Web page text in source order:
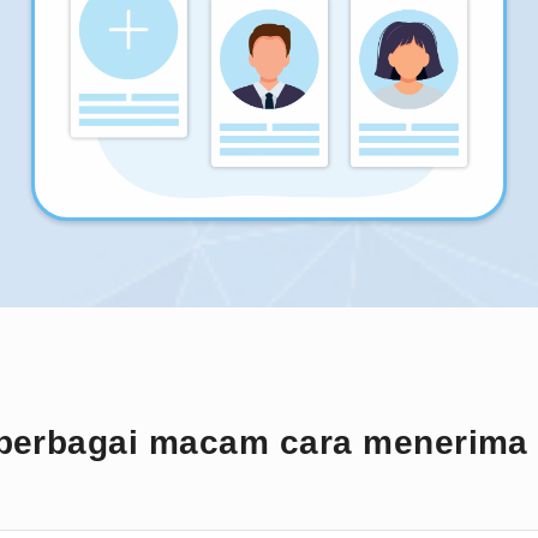
macam cara menerima